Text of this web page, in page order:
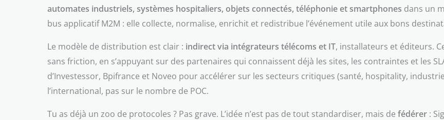
automates industriels, systèmes hospitaliers, objets connectés, téléphonie et smartphones dans un
bus applicatif M2M : elle collecte, normalise, enrichit et redistribue l’événement utile aux bons
Le modèle de distribution est clair : indirect via intégrateurs télécoms et IT, installateurs et éditeurs.
sans friction, en s’appuyant sur des partenaires qui connaissent déjà les sites, les contraintes et les
d’Investessor, Bpifrance et Noveo pour accélérer sur les secteurs critiques (santé, hospitality,
l’international, pas sur le nombre de POC.
Tu as déjà un zoo de protocoles ? Pas grave. L’idée n’est pas de tout standardiser, mais de fédérer :